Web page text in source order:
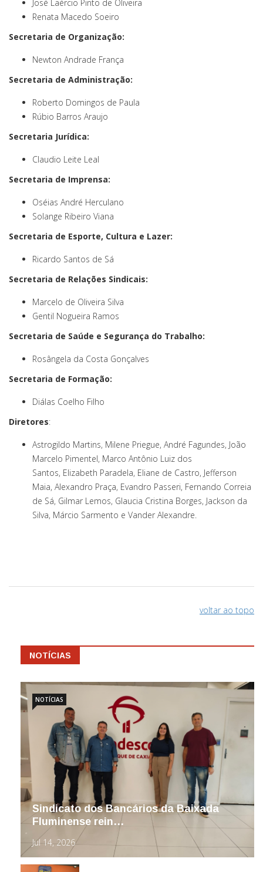
José Laércio Pinto de Oliveira
Renata Macedo Soeiro
Secretaria de Organização:
Newton Andrade França
Secretaria de Administração:
Roberto Domingos de Paula
Rúbio Barros Araujo
Secretaria Jurídica:
Claudio Leite Leal
Secretaria de Imprensa:
Oséias André Herculano
Solange Ribeiro Viana
Secretaria de Esporte, Cultura e Lazer:
Ricardo Santos de Sá
Secretaria de Relações Sindicais:
Marcelo de Oliveira Silva
Gentil Nogueira Ramos
Secretaria de Saúde e Segurança do Trabalho:
Rosângela da Costa Gonçalves
Secretaria de Formação:
Diálas Coelho Filho
Diretores:
Astrogildo Martins, Milene Priegue, André Fagundes, João
Marcelo Pimentel, Marco Antônio Luiz dos
Santos, Elizabeth Paradela, Eliane de Castro, Jefferson
Maia, Alexandro Praça, Evandro Passeri, Fernando Correia
de Sá, Gilmar Lemos, Glaucia Cristina Borges, Jackson da
Silva, Márcio Sarmento e Vander Alexandre.
voltar ao topo
NOTÍCIAS
Sindicato dos Bancários da Baixada
Fluminense rein…
Jul 14, 2026
NOTÍCIAS